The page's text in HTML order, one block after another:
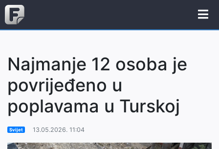
Najmanje 12 osoba je
povrijeđeno u
poplavama u Turskoj
Svijet 13.05.2026. 11:04